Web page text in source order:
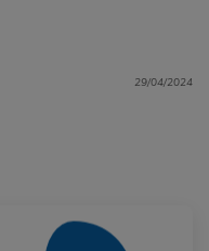
29/04/2024